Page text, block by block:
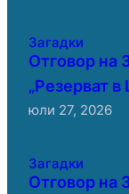
Загадки
Отговор на
„Резерват
юли 27, 2026
Загадки
Отговор на